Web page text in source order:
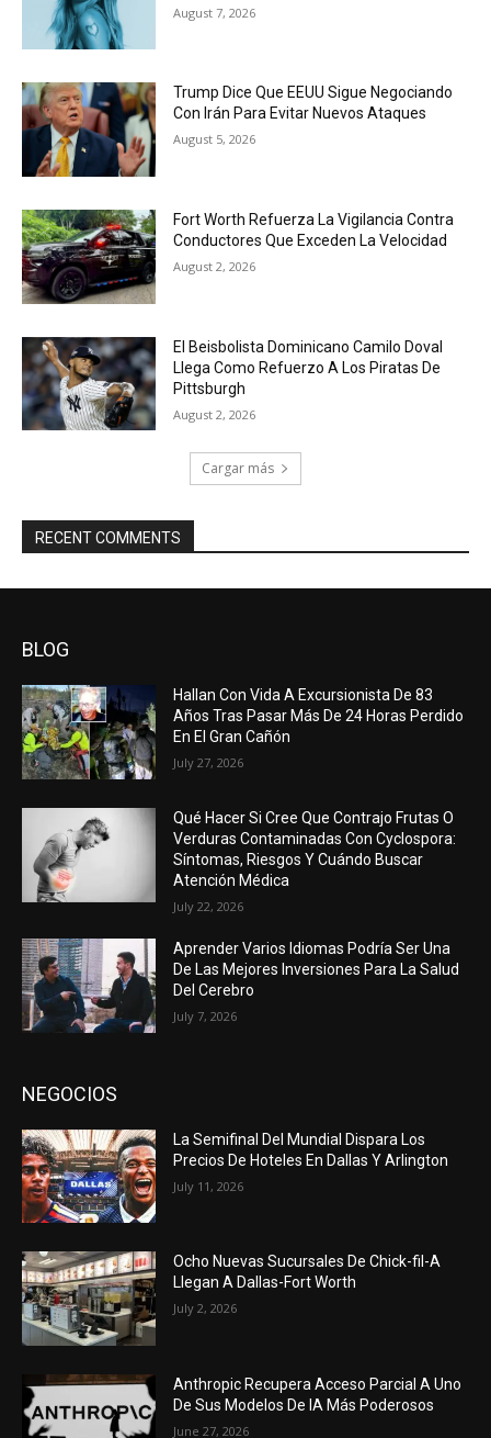
August 7, 2026
Trump Dice Que EEUU Sigue Negociando
Con Irán Para Evitar Nuevos Ataques
August 5, 2026
Fort Worth Refuerza La Vigilancia Contra
Conductores Que Exceden La Velocidad
August 2, 2026
El Beisbolista Dominicano Camilo Doval
Llega Como Refuerzo A Los Piratas De
Pittsburgh
August 2, 2026
Cargar más
RECENT COMMENTS
BLOG
Hallan Con Vida A Excursionista De 83
Años Tras Pasar Más De 24 Horas Perdido
En El Gran Cañón
July 27, 2026
Qué Hacer Si Cree Que Contrajo Frutas O
Verduras Contaminadas Con Cyclospora:
Síntomas, Riesgos Y Cuándo Buscar
Atención Médica
July 22, 2026
Aprender Varios Idiomas Podría Ser Una
De Las Mejores Inversiones Para La Salud
Del Cerebro
July 7, 2026
NEGOCIOS
La Semifinal Del Mundial Dispara Los
Precios De Hoteles En Dallas Y Arlington
July 11, 2026
Ocho Nuevas Sucursales De Chick-fil-A
Llegan A Dallas-Fort Worth
July 2, 2026
Anthropic Recupera Acceso Parcial A Uno
De Sus Modelos De IA Más Poderosos
June 27, 2026